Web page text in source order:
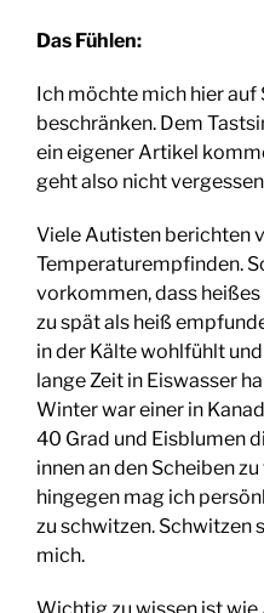
Das Fühlen:
Ich möchte mich hier auf
beschränken. Dem
ein eigener Artikel
geht also nicht
Viele Autisten berichten
Temperaturempfinden.
vorkommen, dass
zu spät als heiß
in der Kälte wohlfühlt
lange Zeit in Eiswasser
Winter war einer in
40 Grad und Eisblumen
innen an den Scheiben
hingegen mag ich
zu schwitzen. Schwitzen
mich.
Wichtig zu wissen ist